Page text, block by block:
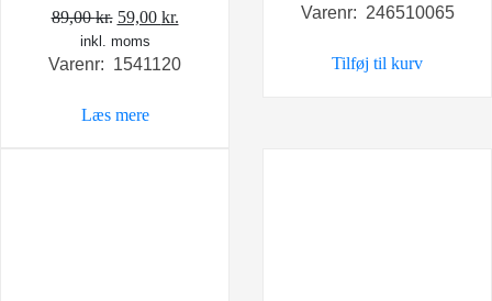
89,00kr. Den
oprindelige
pris
89,00 kr..
59,00 kr.
pris
inkl. moms
Varenr: 1541120
Læs mere
Varenr: 246510065
Tilføj til kurv